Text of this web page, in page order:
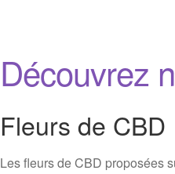
Découvrez
Fleurs de CBD
Les fleurs de CBD proposées